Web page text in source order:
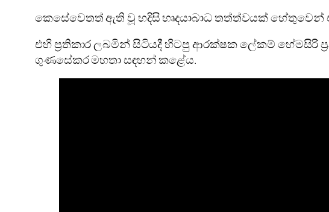
කෙසේවෙතත් ඇති වූ හදිසි හෘදයාබාධ තත්ත්වයක්
එහි ප්‍රතිකාර ලබමින් සිටියදී හිටපු ආරක්ෂක ලේකම් හේමසිරි
ගුණසේකර මහතා සඳහන් කළේය.